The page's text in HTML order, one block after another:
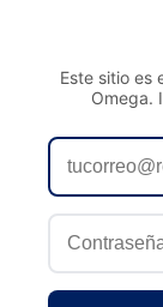
Este sitio es
Omega.